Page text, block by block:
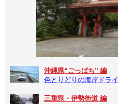
沖縄県“ごっぱち” 編
色とりどりの海岸ドラ
三重県・伊勢街道 編